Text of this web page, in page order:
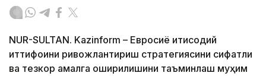
NUR-SULTAN. Kazinform – Евросиё иқтисодий
иттифоқини ривожлантириш стратегиясини сифатли
ва тезкор амалга оширилишини таъминлаш муҳим